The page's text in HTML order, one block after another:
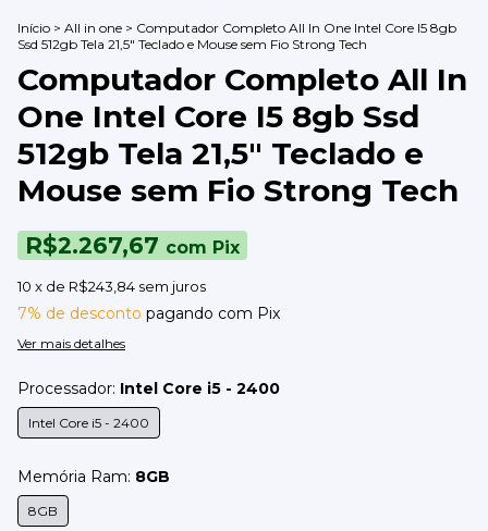
Início > All in one > Computador Completo All In One Intel Core I5 8gb
Ssd 512gb Tela 21,5" Teclado e Mouse sem Fio Strong Tech
Computador Completo All In
One Intel Core I5 8gb Ssd
512gb Tela 21,5" Teclado e
Mouse sem Fio Strong Tech
R$2.267,67 com Pix
10 x de R$243,84 sem juros
7% de desconto pagando com Pix
Ver mais detalhes
Processador: Intel Core i5 - 2400
Intel Core i5 - 2400
Memória Ram: 8GB
8GB